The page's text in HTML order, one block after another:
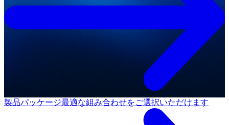
製品パッケージ最適な組み合わせをご選択いただけます